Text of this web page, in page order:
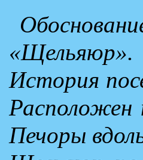
«Щельяюр».
История
Расположен
Печоры